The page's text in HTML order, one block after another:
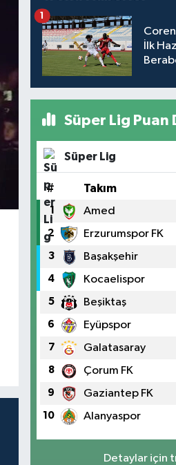
İlk
1
Süper Lig Puan
Süper Lig
# Takım
1 Amed
2 Erzurumspor FK
3 Başakşehir
4 Kocaelispor
5 Beşiktaş
6 Eyüpspor
7 Galatasaray
8 Çorum FK
9 Gaziantep FK
10 Alanyaspor
Detaylar için